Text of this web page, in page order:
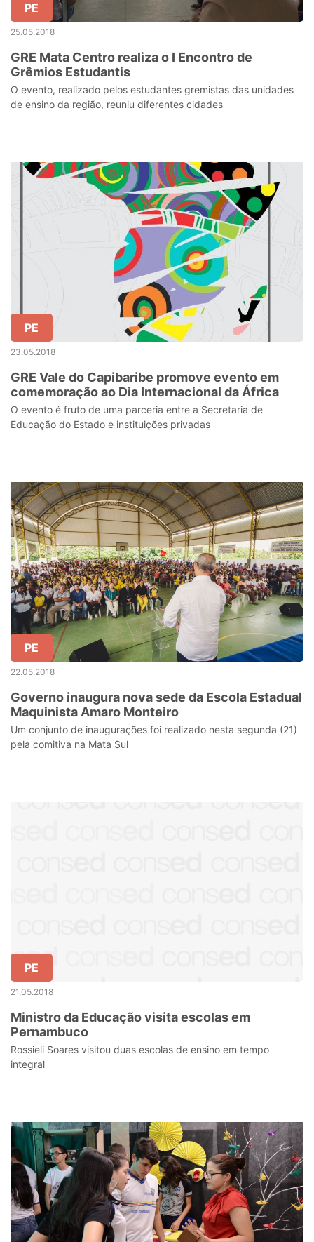
PE
25.05.2018
GRE Mata Centro realiza o I Encontro de
Grêmios Estudantis
O evento, realizado pelos estudantes gremistas das unidades
de ensino da região, reuniu diferentes cidades
PE
23.05.2018
GRE Vale do Capibaribe promove evento em
comemoração ao Dia Internacional da África
O evento é fruto de uma parceria entre a Secretaria de
Educação do Estado e instituições privadas
PE
22.05.2018
Governo inaugura nova sede da Escola Estadual
Maquinista Amaro Monteiro
Um conjunto de inaugurações foi realizado nesta segunda (21)
pela comitiva na Mata Sul
PE
21.05.2018
Ministro da Educação visita escolas em
Pernambuco
Rossieli Soares visitou duas escolas de ensino em tempo
integral